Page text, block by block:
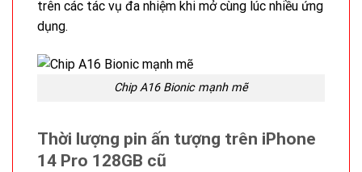
trên các tác vụ đa nhiệm khi mở cùng lúc nhiều ứng
dụng.
Chip A16 Bionic mạnh mẽ
Thời lượng pin ấn tượng trên iPhone
14 Pro 128GB cũ